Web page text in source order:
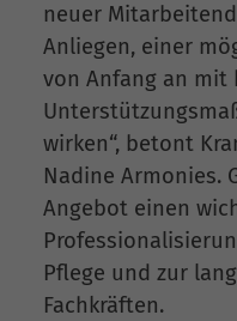
neuer
Anliegen, einer
von Anfang an mit
wirken“, betont
Nadine Armonies.
Angebot einen
Pflege und zur
Fachkräften.